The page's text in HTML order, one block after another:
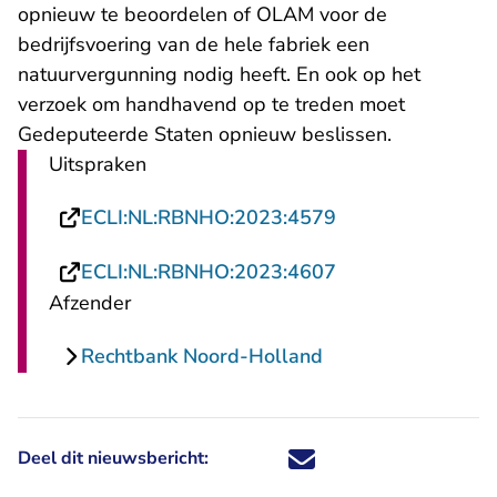
opnieuw te beoordelen of OLAM voor de
bedrijfsvoering van de hele fabriek een
natuurvergunning nodig heeft. En ook op het
verzoek om handhavend op te treden moet
Gedeputeerde Staten opnieuw beslissen.
Uitspraken
ECLI:NL:RBNHO:2023:4579
ECLI:NL:RBNHO:2023:4607
Afzender
Rechtbank Noord-Holland
Deel dit nieuwsbericht: Deel dit nieuwsbericht via X -
Deel dit nieuwsbericht via
Deel dit nieuwsbericht
Deel dit